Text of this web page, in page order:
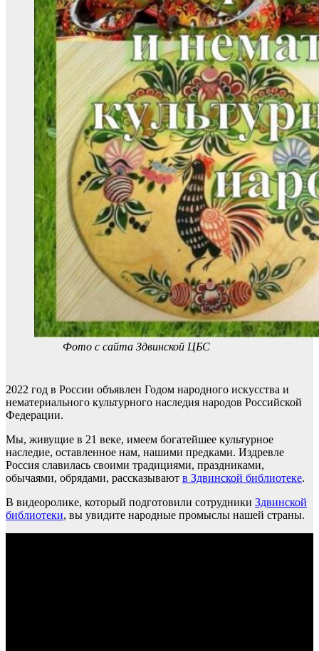
Фото с сайта Здвинской ЦБС
2022 год в России объявлен Годом народного искусства и
нематериального культурного наследия народов Российской
Федерации.
Мы, живущие в 21 веке, имеем богатейшее культурное
наследие, оставленное нам, нашими предками. Издревле
Россия славилась своими традициями, праздниками,
обычаями, обрядами, рассказывают в Здвинской библиотеке.
В видеоролике, который подготовили сотрудники Здвинской
библиотеки, вы увидите народные промыслы нашей страны.